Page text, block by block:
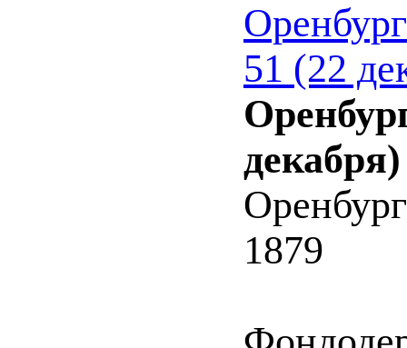
51 (22
1879